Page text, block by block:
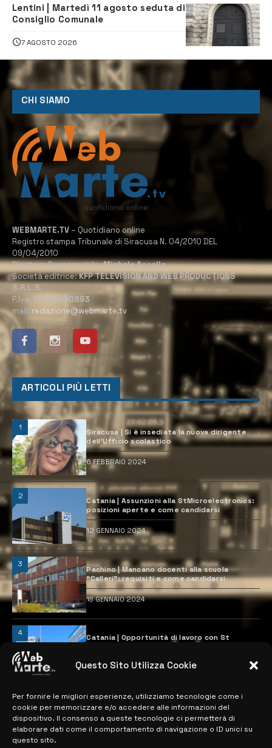
Questo Sito Utilizza Cookie
Per fornire le migliori esperienze, utilizziamo tecnologie come i
cookie per memorizzare e/o accedere alle informazioni del
dispositivo. Il consenso a queste tecnologie ci permetterà di
elaborare dati come il comportamento di navigazione o ID unici su
questo sito.
Lentini | Martedì 11 agosto seduta di
Consiglio Comunale
7 AGOSTO 2026
CHI SIAMO
WEBMARTE.TV – Quotidiano online
Registro stampa Tribunale di Siracusa N. 04/2010 DEL
09/04/2010
Direttore Responsabile:Michele Accolla
Società editrice:KFP TELEVISION AND WEB PRODUCTIONS
S.R.L.S.
P.Iva: 02184950893
mail: redazione@webmarte.tv
ARTICOLI PIÙ LETTI
1
Siracusa | Si è insediata la nuova dirigente
dell’Ufficio scolastico
6 FEBBRAIO 2024
2
Catania | Assunzioni alla StMicroelectronics:
posizioni aperte e come candidarsi
12 GENNAIO 2024
3
Pachino | Mancano docenti alla scuola
“Calleri”: requisiti e come candidarsi
18 GENNAIO 2024
4
Catania | Opportunità di lavoro con St
28 MARZO 2024
MAPPA DEL SITO